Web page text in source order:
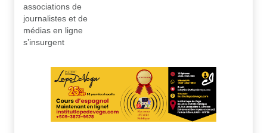
associations de
journalistes et de
médias en ligne
s’insurgent